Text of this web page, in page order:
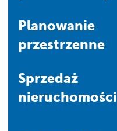
Planowanie
przestrzenne
Sprzedaż
nieruchomości